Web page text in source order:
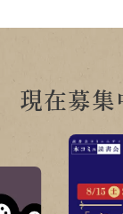
現在募集